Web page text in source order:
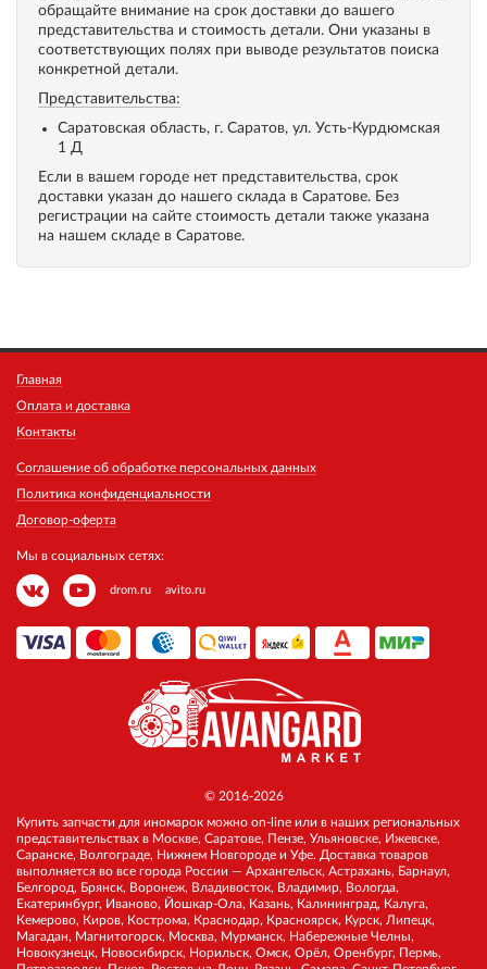
обращайте внимание на срок доставки до вашего
представительства и стоимость детали. Они указаны в
соответствующих полях при выводе результатов поиска
конкретной детали.
Представительства:
Саратовская область, г. Саратов, ул. Усть-Курдюмская
1 Д
Если в вашем городе нет представительства, срок
доставки указан до нашего склада в Саратове. Без
регистрации на сайте стоимость детали также указана
на нашем складе в Саратове.
Главная
Оплата и доставка
Контакты
Соглашение об обработке персональных данных
Политика конфиденциальности
Договор-оферта
Мы в социальных сетях:
drom.ru avito.ru
© 2016-2026
Купить запчасти для иномарок можно on-line или в наших региональных
представительствах в Москве, Саратове, Пензе, Ульяновске, Ижевске,
Саранске, Волгограде, Нижнем Новгороде и Уфе. Доставка товаров
выполняется во все города России — Архангельск, Астрахань, Барнаул,
Белгород, Брянск, Воронеж, Владивосток, Владимир, Вологда,
Екатеринбург, Иваново, Йошкар-Ола, Казань, Калининград, Калуга,
Кемерово, Киров, Кострома, Краснодар, Красноярск, Курск, Липецк,
Магадан, Магнитогорск, Москва, Мурманск, Набережные Челны,
Новокузнецк, Новосибирск, Норильск, Омск, Орёл, Оренбург, Пермь,